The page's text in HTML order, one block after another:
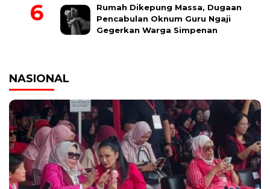
Rumah Dikepung Massa, Dugaan
Pencabulan Oknum Guru Ngaji
Gegerkan Warga Simpenan
NASIONAL